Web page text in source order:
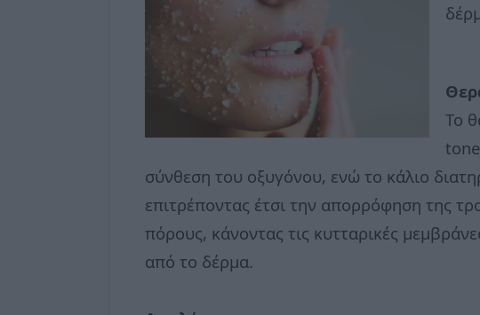
Το
σύνθεση του οξυγόνου, ενώ το κάλιο
επιτρέποντας έτσι την απορρόφηση της
πόρους, κάνοντας τις κυτταρικές
από το δέρμα.